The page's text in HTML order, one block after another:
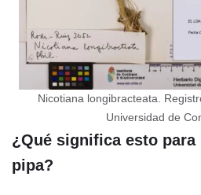
Nicotiana longibracteata.
Universidad de
¿Qué significa esto para
pipa?